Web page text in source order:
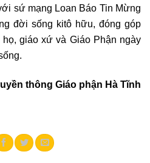
sứ mạng Loan Báo Tin Mừng
đời sống kitô hữu, đóng góp
giáo xứ và Giáo Phận ngày
thông Giáo phận Hà Tĩnh